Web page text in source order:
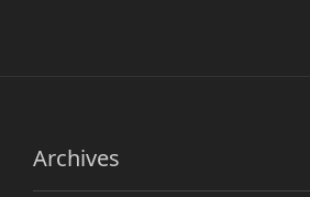
Archives